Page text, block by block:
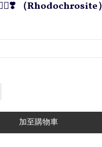
（Rhodochrosite）
加至購物車